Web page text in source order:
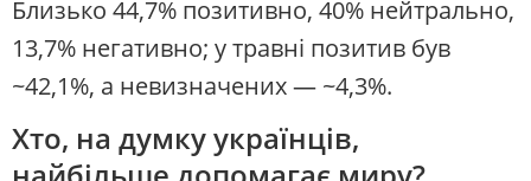
Близько 44,7% позитивно, 40% нейтрально,
13,7% негативно; у травні позитив був
~42,1%, а невизначених — ~4,3%.
Хто, на думку українців,